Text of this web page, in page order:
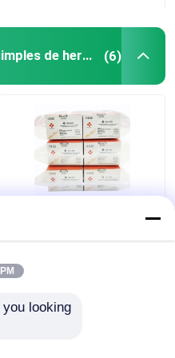
alimentar
Blot
PCR do vírus de palavra simples de herpes (6)
de Epstein Barr Virus
EBV
looking